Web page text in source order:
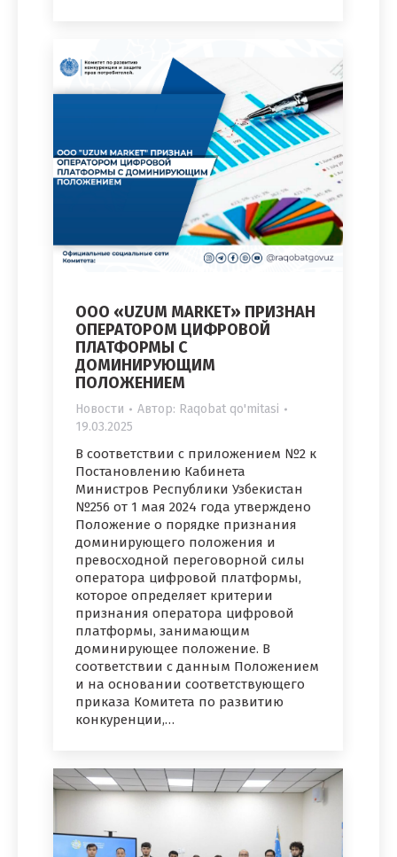
ООО «UZUM MARKET» ПРИЗНАН
ОПЕРАТОРОМ ЦИФРОВОЙ
ПЛАТФОРМЫ С
ДОМИНИРУЮЩИМ
ПОЛОЖЕНИЕМ
Новости Автор: Raqobat qo'mitasi
19.03.2025
В соответствии с приложением №2 к
Постановлению Кабинета
Министров Республики Узбекистан
№256 от 1 мая 2024 года утверждено
Положение о порядке признания
доминирующего положения и
превосходной переговорной силы
оператора цифровой платформы,
которое определяет критерии
признания оператора цифровой
платформы, занимающим
доминирующее положение. В
соответствии с данным Положением
и на основании соответствующего
приказа Комитета по развитию
конкуренции,…